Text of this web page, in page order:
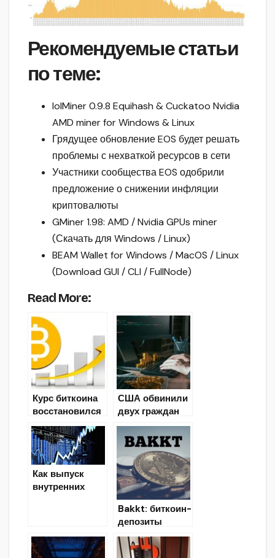
Рекомендуемые статьи
по теме:
lolMiner 0.9.8 Equihash & Cuckatoo Nvidia
AMD miner for Windows & Linux
Грядущее обновление EOS будет решать
проблемы с нехваткой ресурсов в сети
Участники сообщества EOS одобрили
предложение о снижении инфляции
криптовалюты
GMiner 1.98: AMD / Nvidia GPUs miner
(Скачать для Windows / Linux)
BEAM Wallet for Windows / MacOS / Linux
(Download GUI / CLI / FullNode)
Read More:
Курс биткоина
восстановился
до уровня
$7200 и
рекордные
объёмы торгов
на Bakkt
США обвинили
двух граждан
Китая во
взломе биржи
криптовалют на
$250 млн
Как выпуск
внутренних
увеличить
объемы
Bakkt: биткоин-
депозиты
пользователей
застрахованы